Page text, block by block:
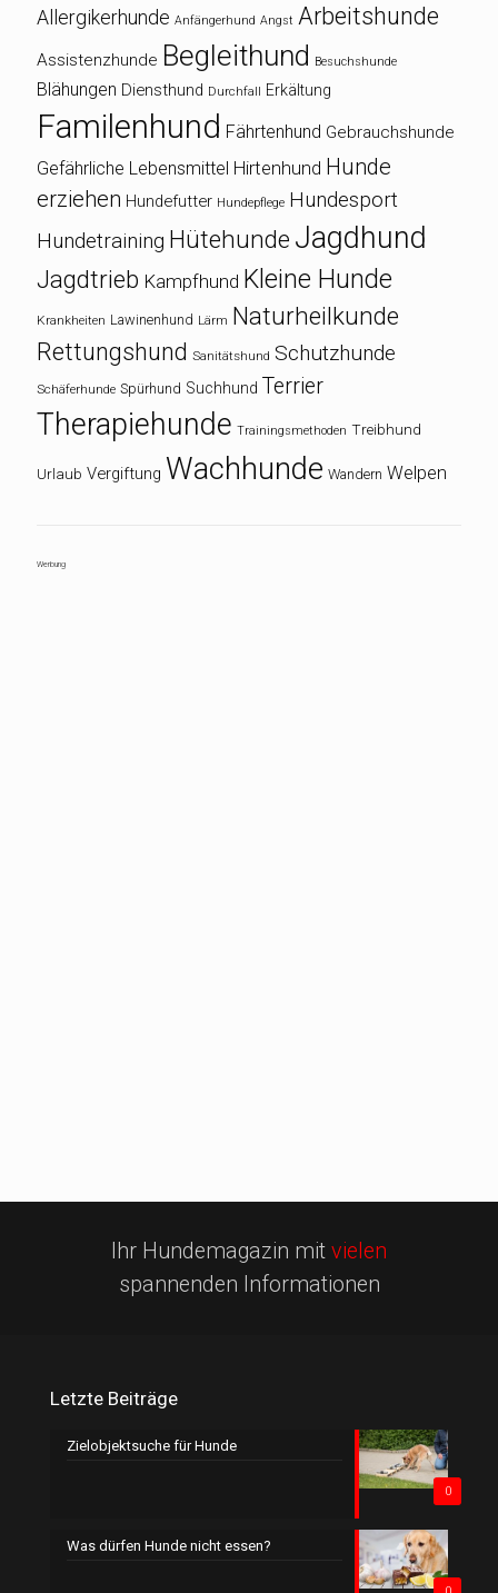
Allergikerhunde Anfängerhund Angst Arbeitshunde
Assistenzhunde Begleithund Besuchshunde
Blähungen Diensthund Durchfall Erkältung
Familenhund Fährtenhund Gebrauchshunde
Gefährliche Lebensmittel Hirtenhund Hunde
erziehen Hundefutter Hundepflege Hundesport
Hundetraining Hütehunde Jagdhund
Jagdtrieb Kampfhund Kleine Hunde
Krankheiten Lawinenhund Lärm Naturheilkunde
Rettungshund Sanitätshund Schutzhunde
Schäferhunde Spürhund Suchhund Terrier
Therapiehunde Trainingsmethoden Treibhund
Urlaub Vergiftung Wachhunde Wandern Welpen
Werbung
Ihr Hundemagazin mit vielen
spannenden Informationen
Letzte Beiträge
0
Zielobjektsuche für Hunde
Was dürfen Hunde nicht essen?